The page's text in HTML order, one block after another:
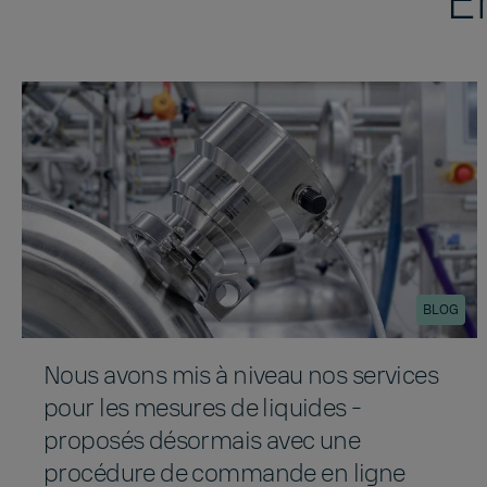
BLOG
Nous avons mis à niveau nos services
pour les mesures de liquides -
proposés désormais avec une
procédure de commande en ligne